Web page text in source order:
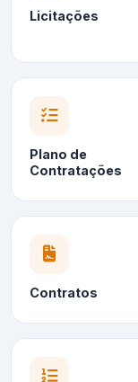
Licitações
Plano de
Contratações
Contratos